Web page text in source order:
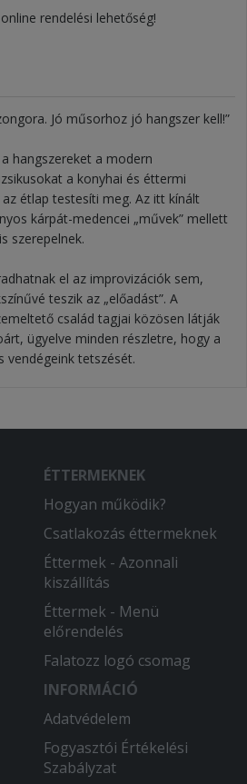
rendelési lehetőség!
Jó műsorhoz jó hangszer kell!”
hangszereket a modern
a konyhai és éttermi
étlap testesíti meg. Az itt kínált
kárpát-medencei „művek” mellett
szerepelnek.
el az improvizációk sem,
teszik az „előadást”. A
család tagjai közösen látják
ügyelve minden részletre, hogy a
vendégeink tetszését.
ÉTTERMEKNEK
Hogyan működik?
Csatlakozás éttermeknek
Éttermek - Azonnali
kiszállítás
Éttermek - Menü
előrendelés
Falatozz logó csomag
INFORMÁCIÓ
Adatvédelem
Fogyasztói Értékelési
Szabályzat